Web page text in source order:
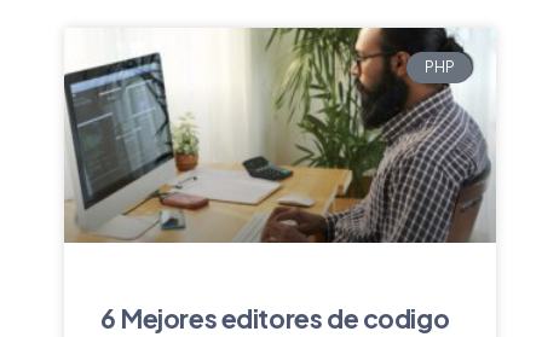
PHP
6 Mejores editores de codigo